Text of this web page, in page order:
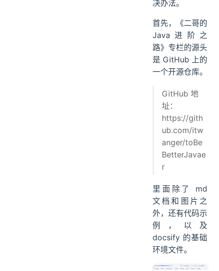
决办法。
首先，《二哥的
Java进阶之
路》专栏的源头
是 GitHub 上的
一个开源仓库。
GitHub 地
址：
https://gith
ub.com/itw
anger/toBe
BetterJavae
r
里面除了 md
文档和图片之
外，还有代码示
例，以及
docsify 的基础
环境文件。